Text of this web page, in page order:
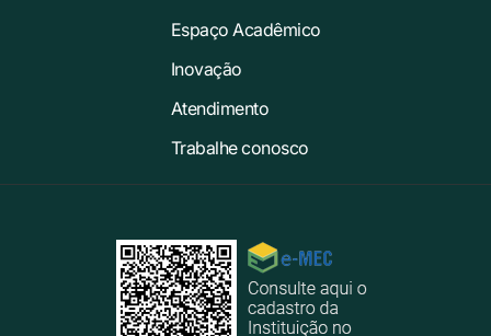
Espaço Acadêmico
Inovação
Atendimento
Trabalhe conosco